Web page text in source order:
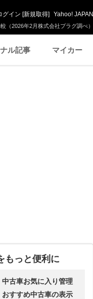
（2026年2月株式会社プラグ調べ）
グイン [新規取得] Yahoo! JAPAN
ル記事 マイカー
もっと便利に
中古車お気に入り管理
おすすめ中古車の表示